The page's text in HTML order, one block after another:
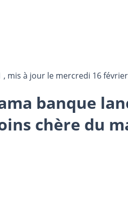
, mis à jour le mercredi 16
banque
chère du